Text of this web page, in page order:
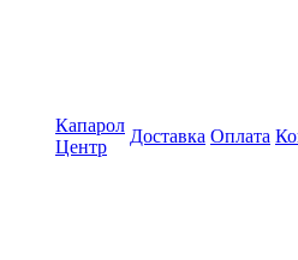
Капарол
Центр
Доставка Оплата